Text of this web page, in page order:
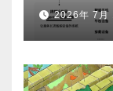
2026年 7月